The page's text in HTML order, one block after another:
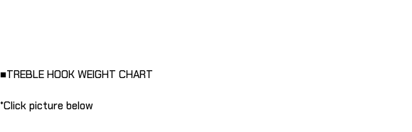
■TREBLE HOOK WEIGHT CHART
*Click picture below